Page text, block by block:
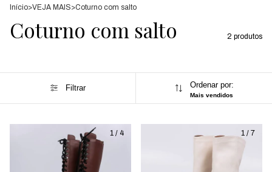
Início>VEJA MAIS>Coturno com salto
Coturno com salto 2 produtos
Filtrar Ordenar por:
Mais vendidos
1 / 4 1 / 7